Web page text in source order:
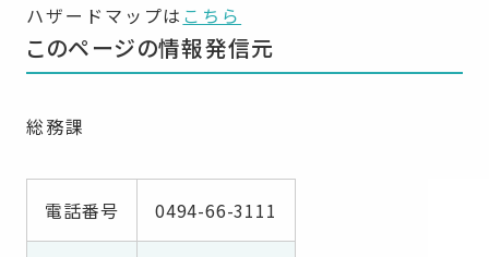
ハザードマップは こちら
このページの情報発信元
総務課
電話番号 0494-66-3111